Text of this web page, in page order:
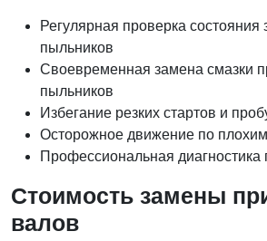
Регулярная проверка
пыльников
Своевременная замена смазки
пыльников
Избегание резких стартов и
Осторожное движение по
Профессиональная
Стоимость замены
валов